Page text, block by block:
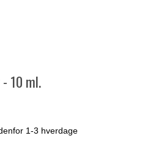
10 ml.
1-3 hverdage